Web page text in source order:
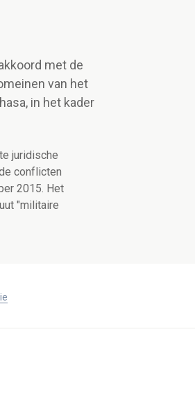
met de
van het
in het kader
juridische
conflicten
2015. Het
"militaire